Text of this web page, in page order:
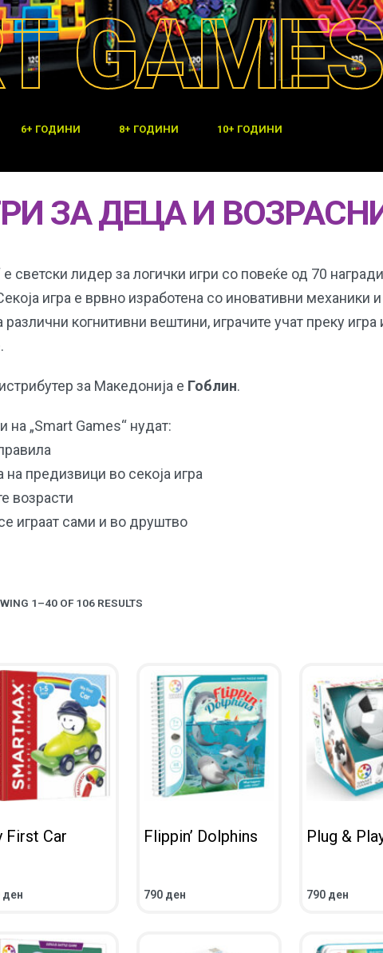
GAMES
6+ ГОДИНИ 8+ ГОДИНИ 10+ ГОДИНИ
ЗА ДЕЦА И
е светски лидер за логички игри со повеќе од 70
игра е врвно изработена со иновативни механики
различни когнитивни вештини, играчите учат преку игра
за Македонија е Гоблин.
на „Smart Games“ нудат:
на предизвици во секоја игра
возрасти
играат сами и во друштво
1–40 OF 106 RESULTS
First Car
ден
TO CART
Flippin’ Dolphins
790 ден
ADD TO CART
Plug &
790 ден
ADD TO CART